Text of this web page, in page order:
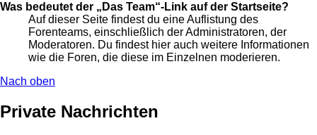
Was bedeutet der „Das Team“-Link auf der Startseite?
Auf dieser Seite findest du eine Auflistung des
Forenteams, einschließlich der Administratoren, der
Moderatoren. Du findest hier auch weitere Informationen
wie die Foren, die diese im Einzelnen moderieren.
Nach oben
Private Nachrichten